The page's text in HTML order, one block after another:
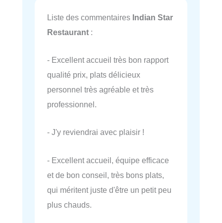
Liste des commentaires Indian Star
Restaurant :
- Excellent accueil très bon rapport
qualité prix, plats délicieux
personnel très agréable et très
professionnel.
- J'y reviendrai avec plaisir !
- Excellent accueil, équipe efficace
et de bon conseil, très bons plats,
qui méritent juste d'être un petit peu
plus chauds.